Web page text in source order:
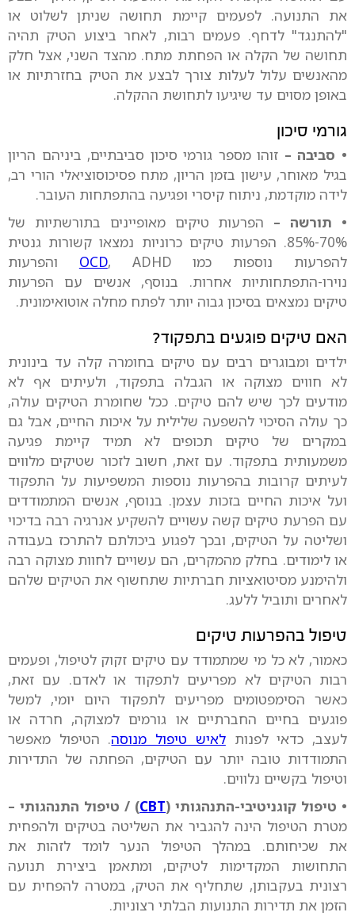
את התנועה. לפעמים קיימת תחושה שניתן לשלוט או
"להתנגד" לדחף. פעמים רבות, לאחר ביצוע הטיק תהיה
תחושה של הקלה או הפחתת מתח. מהצד השני, אצל חלק
מהאנשים עלול לעלות צורך לבצע את הטיק בחזרתיות או
באופן מסוים עד שיגיעו לתחושת ההקלה.
גורמי סיכון
• סביבה – זוהו מספר גורמי סיכון סביבתיים, ביניהם הריון
בגיל מאוחר, עישון בזמן הריון, מתח פסיכוסוציאלי הורי רב,
לידה מוקדמת, ניתוח קיסרי ופגיעה בהתפתחות העובר.
• תורשה – הפרעות טיקים מאופיינים בתורשתיות של
70%-85%. הפרעות טיקים כרוניות נמצאו קשורות גנטית
להפרעות נוספות כמו
OCD , ADHD והפרעות
נוירו-התפתחותיות אחרות. בנוסף, אנשים עם הפרעות
טיקים נמצאים בסיכון גבוה יותר לפתח מחלה אוטואימונית.
האם טיקים פוגעים בתפקוד?
ילדים ומבוגרים רבים עם טיקים בחומרה קלה עד בינונית
לא חווים מצוקה או הגבלה בתפקוד, ולעיתים אף לא
מודעים לכך שיש להם טיקים. ככל שחומרת הטיקים עולה,
כך עולה הסיכוי להשפעה שלילית על איכות החיים, אבל גם
במקרים של טיקים תכופים לא תמיד קיימת פגיעה
משמעותית בתפקוד. עם זאת, חשוב לזכור שטיקים מלווים
לעיתים קרובות בהפרעות נוספות המשפיעות על התפקוד
ועל איכות החיים בזכות עצמן. בנוסף, אנשים המתמודדים
עם הפרעת טיקים קשה עשויים להשקיע אנרגיה רבה בדיכוי
ושליטה על הטיקים, ובכך לפגוע ביכולתם להתרכז בעבודה
או לימודים. בחלק מהמקרים, הם עשויים לחוות מצוקה רבה
ולהימנע מסיטואציות חברתיות שתחשוף את הטיקים שלהם
לאחרים ותוביל ללעג.
טיפול בהפרעות טיקים
כאמור, לא כל מי שמתמודד עם טיקים זקוק לטיפול, ופעמים
רבות הטיקים לא מפריעים לתפקוד או לאדם. עם זאת,
כאשר הסימפטומים מפריעים לתפקוד היום יומי, למשל
פוגעים בחיים החברתיים או גורמים למצוקה, חרדה או
לעצב, כדאי לפנותלאיש טיפול מנוסה. הטיפול מאפשר
התמודדות טובה יותר עם הטיקים, הפחתה של התדירות
וטיפול בקשיים נלווים.
• טיפול קוגניטיבי-התנהגותי (CBT) / טיפול התנהגותי –
מטרת הטיפול הינה להגביר את השליטה בטיקים ולהפחית
את שכיחותם. במהלך הטיפול הנער לומד לזהות את
התחושות המקדימות לטיקים, ומתאמן ביצירת תנועה
רצונית בעקבותן, שתחליף את הטיק, במטרה להפחית עם
הזמן את תדירות התנועות הבלתי רצוניות.